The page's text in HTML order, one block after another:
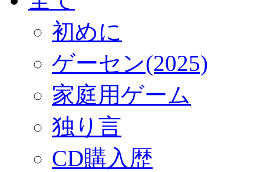
初めに
ゲーセン(2025)
家庭用ゲーム
独り言
CD購入歴